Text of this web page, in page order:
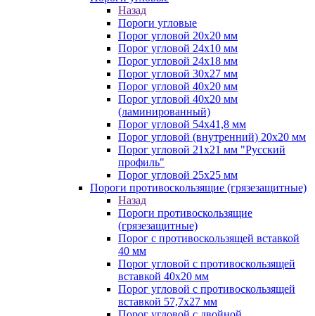
Назад
Пороги угловые
Порог угловой 20х20 мм
Порог угловой 24х10 мм
Порог угловой 24х18 мм
Порог угловой 30х27 мм
Порог угловой 40х20 мм
Порог угловой 40х20 мм
(ламинированный)
Порог угловой 54х41,8 мм
Порог угловой (внутренний) 20х20 мм
Порог угловой 21х21 мм "Русский
профиль"
Порог угловой 25х25 мм
Пороги противоскользящие (грязезащитные)
Назад
Пороги противоскользящие
(грязезащитные)
Порог с противоскользящей вставкой
40 мм
Порог угловой с противоскользящей
вставкой 40х20 мм
Порог угловой с противоскользящей
вставкой 57,7х27 мм